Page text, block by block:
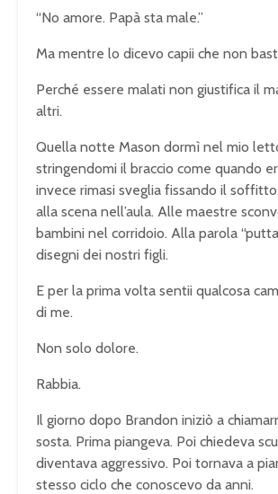
“No amore. Papà sta male.”
Ma mentre lo dicevo capii che non
Perché essere malati non giustifica il
altri.
Quella notte Mason dormì nel mio
stringendomi il braccio come quando
invece rimasi sveglia fissando il
alla scena nell’aula. Alle maestre
bambini nel corridoio. Alla parola
disegni dei nostri figli.
E per la prima volta sentii qualcosa
di me.
Non solo dolore.
Rabbia.
Il giorno dopo Brandon iniziò a
sosta. Prima piangeva. Poi chiedeva
diventava aggressivo. Poi tornava a
stesso ciclo che conoscevo da anni.